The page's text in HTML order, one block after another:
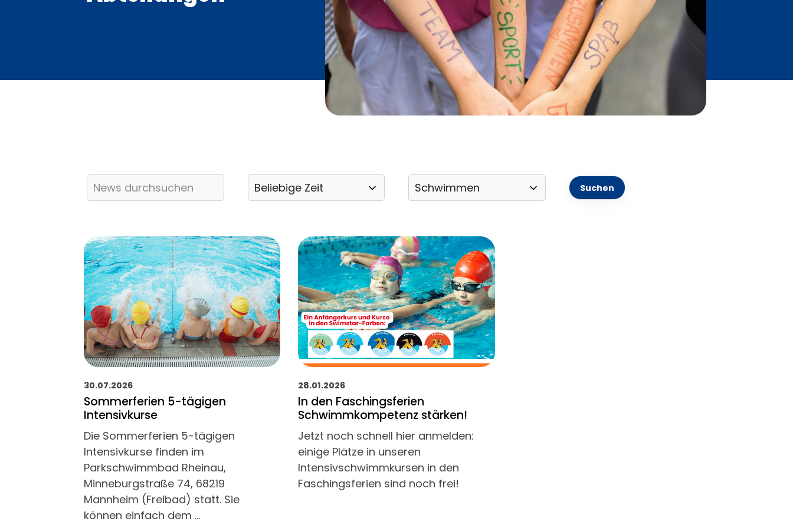
30.07.2026
Sommerferien 5-tägigen
Intensivkurse
Die Sommerferien 5-tägigen
Intensivkurse finden im
Parkschwimmbad Rheinau,
Minneburgstraße 74, 68219
Mannheim (Freibad) statt. Sie
können einfach dem …
28.01.2026
In den Faschingsferien
Schwimmkompetenz stärken!
Jetzt noch schnell hier anmelden:
einige Plätze in unseren
Intensivschwimmkursen in den
Faschingsferien sind noch frei!
Mitglied werden Fragen & Antworten
Leichte Sprache
Öffnungszeiten der Geschäftsstelle
Montag:
10 – 12 Uhr und 16 – 18 Uhr
Dienstag:
Geschlossen
Mittwoch:
10 – 12 Uhr
Donnerstag:
10 – 12 Uhr
Folgt uns auf Social Media